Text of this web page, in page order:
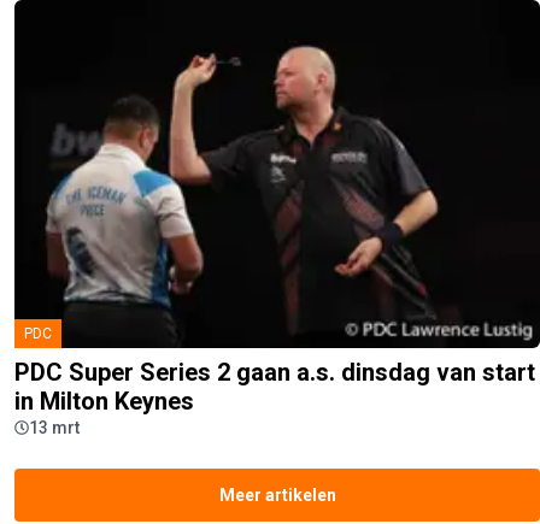
PDC
PDC Super Series 2 gaan a.s. dinsdag van start
in Milton Keynes
13 mrt
Meer artikelen